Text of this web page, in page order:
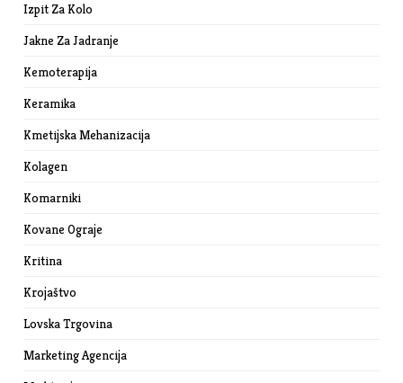
Izpit Za Kolo
Jakne Za Jadranje
Kemoterapija
Keramika
Kmetijska Mehanizacija
Kolagen
Komarniki
Kovane Ograje
Kritina
Krojaštvo
Lovska Trgovina
Marketing Agencija